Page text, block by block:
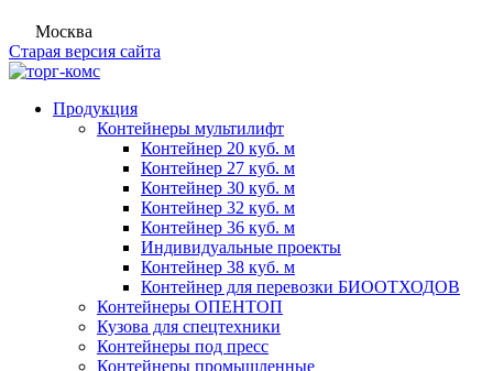
Москва
Старая версия сайта
Продукция
Контейнеры мультилифт
Контейнер 20 куб. м
Контейнер 27 куб. м
Контейнер 30 куб. м
Контейнер 32 куб. м
Контейнер 36 куб. м
Индивидуальные проекты
Контейнер 38 куб. м
Контейнер для перевозки БИООТХОДОВ
Контейнеры ОПЕНТОП
Кузова для спецтехники
Контейнеры под пресс
Контейнеры промышленные